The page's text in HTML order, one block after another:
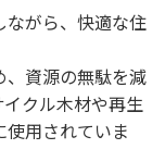
ながら、快適な住
、資源の無駄を減
クル木材や再生
用されていま